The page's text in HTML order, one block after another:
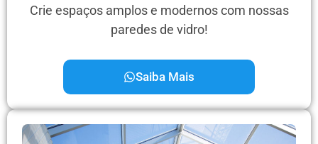
Crie espaços amplos e modernos com nossas
paredes de vidro!
Saiba Mais